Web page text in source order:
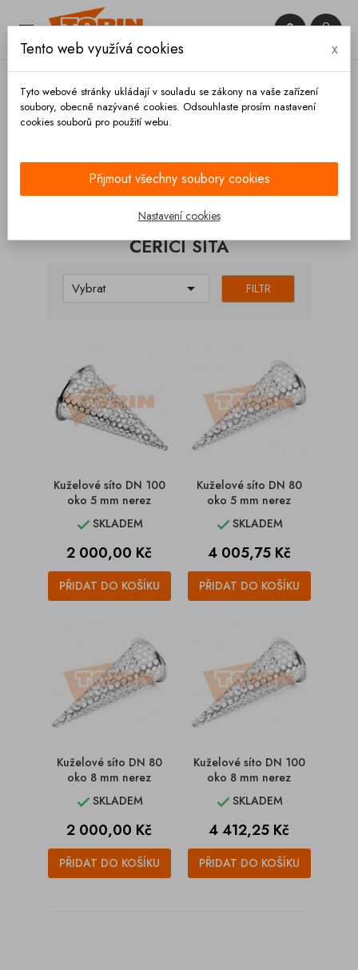
 

KATEGORIE
ČEŘÍCÍ SÍTA
Vybrat  FILTR
Kuželové síto DN 100
oko 5 mm nerez
SKLADEM
Cena
2 000,00 Kč
PŘIDAT DO KOŠÍKU
Kuželové síto DN 80
oko 5 mm nerez
SKLADEM
Cena
4 005,75 Kč
PŘIDAT DO KOŠÍKU
Kuželové síto DN 80
oko 8 mm nerez
SKLADEM
Cena
2 000,00 Kč
PŘIDAT DO KOŠÍKU
Kuželové síto DN 100
oko 8 mm nerez
SKLADEM
Cena
4 412,25 Kč
PŘIDAT DO KOŠÍKU
Tento web využívá cookies x
Tyto webové stránky ukládají v souladu se zákony na vaše zařízení
soubory, obecně nazývané cookies. Odsouhlaste prosím nastavení
cookies souborů pro použití webu.
Přijmout všechny soubory cookies
Nastavení cookies